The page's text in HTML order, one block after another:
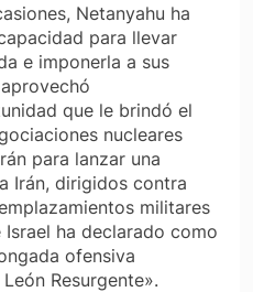
Netanyahu ha
para llevar
e imponerla a sus
que le brindó el
nucleares
para lanzar una
Irán, dirigidos contra
militares
ha declarado como
ofensiva
Resurgente».